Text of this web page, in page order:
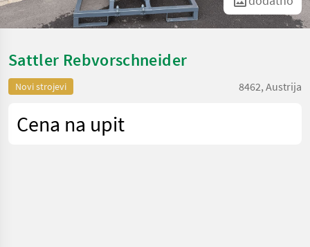
Sattler Rebvorschneider
Novi strojevi 8462, Austrija
Cena na upit